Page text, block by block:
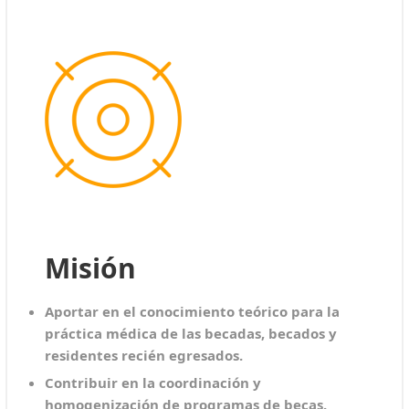
Misión
Aportar en el conocimiento teórico para la
práctica médica de las becadas, becados y
residentes recién egresados.
Contribuir en la coordinación y
homogenización de programas de becas.